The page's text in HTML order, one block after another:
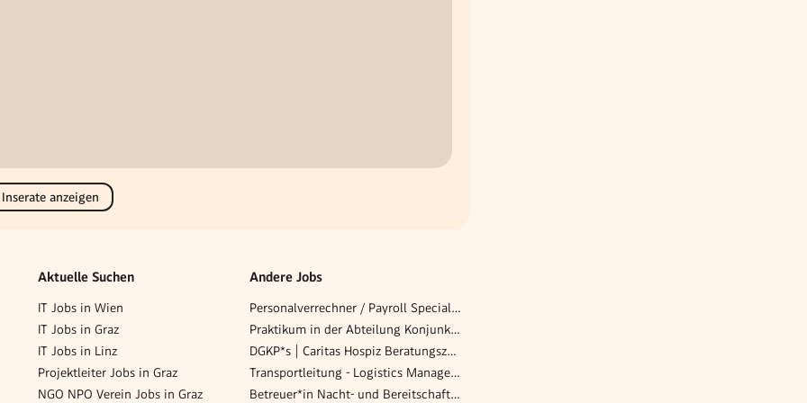
anzeigen
Aktuelle Suchen
IT Jobs in Wien
IT Jobs in Graz
IT Jobs in Linz
Projektleiter Jobs in Graz
NGO NPO Verein Jobs in Graz
Andere Jobs
Personalverrechner / Payroll Specialist (m/w/d)
Praktikum in der Abteilung Konjunktur
DGKP*s | Caritas Hospiz Beratungszentrum
Transportleitung - Logistics Manager (m/w/d)
Betreuer*in Nacht- und Bereitschaftsdienst Rupert Mayer Haus